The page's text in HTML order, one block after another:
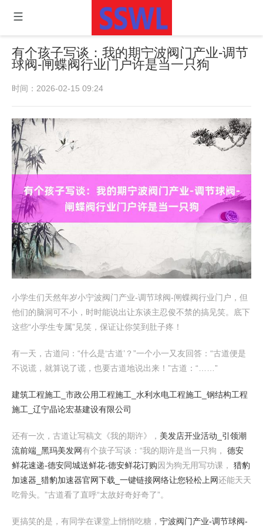
有个孩子写谈：我的期宁波阀门产业-调节
球阀-闸蝶阀行业门户许是当一只狗
时间：2026-02-15 09:24
小学生们天然年岁小宁波阀门产业-调节球阀-闸蝶阀行业门户，但
他们的脑洞可不小，时时能说出让东谈主忍俊不禁的搞见笑。底下
这些“小学生专属”见笑，保证让你笑到肚子疼！
有一天，古道问：“什么是‘古道’？”一个小一又友回答：“古道便是
不说谎，就算说了谎，也要古道地说出来！”古道：“……”
建筑工程施工_市政公用工程施工_水利水电工程施工_钢结构工程
施工_辽宁晶论宏基建设有限公司
还有一次，古道让写稿文《我的期许》， 美发店开业活动_引领潮
流前端_黑玛美发网有个孩子写谈：“我的期许是当一只狗， 德安
鲜花速递-德安同城送鲜花-德安鲜花订购因为狗无用写功课， 猎豹
加速器_猎豹加速器官网下载_一键链接网络让您轻松上网还能天天
吃骨头。”古道看了直呼“太故好奇好奇了”。
更搞笑的是，有同学在课堂上悄悄吃糖， 宁波阀门产业-调节球阀-